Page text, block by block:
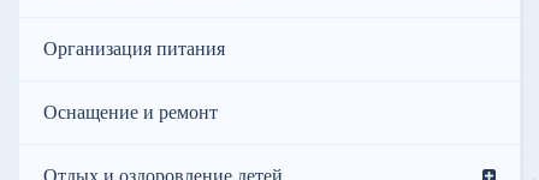
Организация питания
Оснащение и ремонт